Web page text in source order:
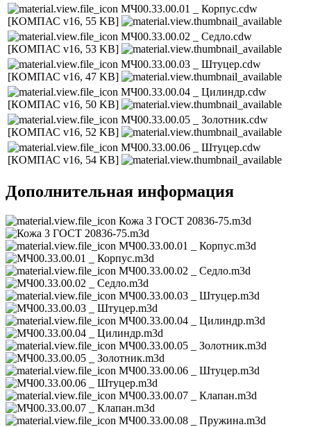
МЧ00.33.00.01 _ Корпус.cdw
[КОМПАС v16, 55 KB]
МЧ00.33.00.02 _ Седло.cdw
[КОМПАС v16, 53 KB]
МЧ00.33.00.03 _ Штуцер.cdw
[КОМПАС v16, 47 KB]
МЧ00.33.00.04 _ Цилиндр.cdw
[КОМПАС v16, 50 KB]
МЧ00.33.00.05 _ Золотник.cdw
[КОМПАС v16, 52 KB]
МЧ00.33.00.06 _ Штуцер.cdw
[КОМПАС v16, 54 KB]
Дополнительная информация
Кожа 3 ГОСТ 20836-75.m3d
МЧ00.33.00.01 _ Корпус.m3d
МЧ00.33.00.02 _ Седло.m3d
МЧ00.33.00.03 _ Штуцер.m3d
МЧ00.33.00.04 _ Цилиндр.m3d
МЧ00.33.00.05 _ Золотник.m3d
МЧ00.33.00.06 _ Штуцер.m3d
МЧ00.33.00.07 _ Клапан.m3d
МЧ00.33.00.08 _ Пружина.m3d